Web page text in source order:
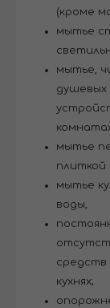
(кроме
мытье
мытье,
душевых
мытье
плиткой
мытье
воды,
средств
кухнях;